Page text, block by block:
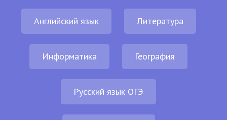
Английский язык Литература
Информатика География
Русский язык ОГЭ